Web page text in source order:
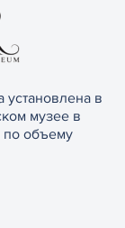
установлена в
музее в
по объему